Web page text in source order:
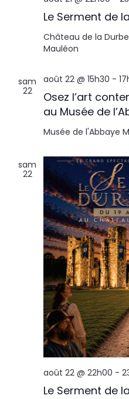
Le Serment de
Château de la
Mauléon
sam
22
Osez l’art
au Musée de
août 22 @ 15h30 -
Musée de l'Abbaye
sam
22
Le Serment de
août 22 @ 22h00 -